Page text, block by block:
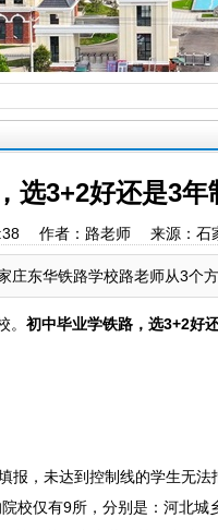
选3+2好还是3年
作者：路老师 来源：石
东华铁路学校路老师从3个
初中毕业学铁路，选3+2好
，未达到控制线的学生无法
仅有9所，分别是：河北城